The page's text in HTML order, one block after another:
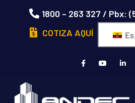
1800 – 263 327 / Pbx:
COTIZA AQUÍ